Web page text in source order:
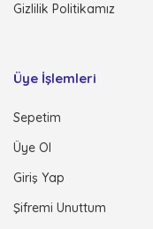
Gizlilik Politikamız
Üye İşlemleri
Sepetim
Üye Ol
Giriş Yap
Şifremi Unuttum